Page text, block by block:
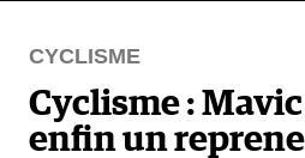
CYCLISME
Cyclisme :
enfin un